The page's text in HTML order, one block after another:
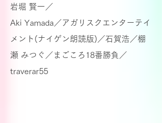
岩堀 賢一／
Aki Yamada／ アガリスクエンターテイ
メント(ナイゲン朗読版)／石賀浩／棚
瀬 みつぐ／まごころ18番勝負／
traverar55